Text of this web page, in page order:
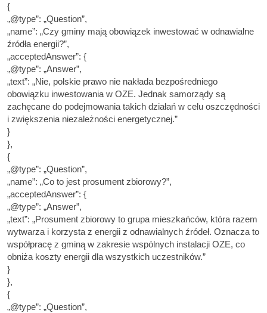
{
„@type”: „Question”,
„name”: „Czy gminy mają obowiązek inwestować w odnawialne
źródła energii?”,
„acceptedAnswer”: {
„@type”: „Answer”,
„text”: „Nie, polskie prawo nie nakłada bezpośredniego
obowiązku inwestowania w OZE. Jednak samorządy są
zachęcane do podejmowania takich działań w celu oszczędności
i zwiększenia niezależności energetycznej.”
}
},
{
„@type”: „Question”,
„name”: „Co to jest prosument zbiorowy?”,
„acceptedAnswer”: {
„@type”: „Answer”,
„text”: „Prosument zbiorowy to grupa mieszkańców, która razem
wytwarza i korzysta z energii z odnawialnych źródeł. Oznacza to
współpracę z gminą w zakresie wspólnych instalacji OZE, co
obniża koszty energii dla wszystkich uczestników.”
}
},
{
„@type”: „Question”,